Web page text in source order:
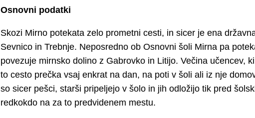
Osnovni podatki
Skozi Mirno potekata zelo prometni cesti, in sicer je ena
Sevnico in Trebnje. Neposredno ob Osnovni šoli Mirna pa
povezuje mirnsko dolino z Gabrovko in Litijo. Večina učencev,
to cesto prečka vsaj enkrat na dan, na poti v šoli ali iz nje
so sicer pešci, starši pripeljejo v šolo in jih odložijo tik pred
redkokdo na za to predvidenem mestu.